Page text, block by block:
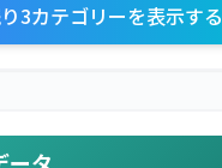
3カテゴリーを表示する